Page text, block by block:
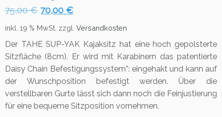
75,00€ Ursprünglicher
75,00 €
70,00 €Aktueller
70,00 €.
inkl. 19 % MwSt. zzgl. Versandkosten
Der TAHE SUP-YAK Kajaksitz hat eine hoch gepolsterte
Sitzfläche (8cm). Er wird mit Karabinern das patentierte
Daisy Chain Befestigungssystem”: eingehakt und kann auf
der Wunschposition befestigt werden. Über die
verstellbaren Gurte lässt sich dann noch die Feinjustierung
für eine bequeme Sitzposition vornehmen.